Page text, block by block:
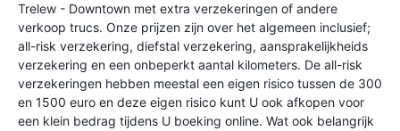
Trelew - Downtown met extra verzekeringen of andere
verkoop trucs. Onze prijzen zijn over het algemeen inclusief;
all-risk verzekering, diefstal verzekering, aansprakelijkheids
verzekering en een onbeperkt aantal kilometers. De all-risk
verzekeringen hebben meestal een eigen risico tussen de 300
en 1500 euro en deze eigen risico kunt U ook afkopen voor
een klein bedrag tijdens U boeking online. Wat ook belangrijk